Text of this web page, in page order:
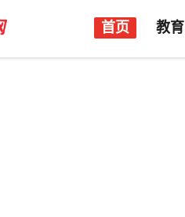
首页 教育